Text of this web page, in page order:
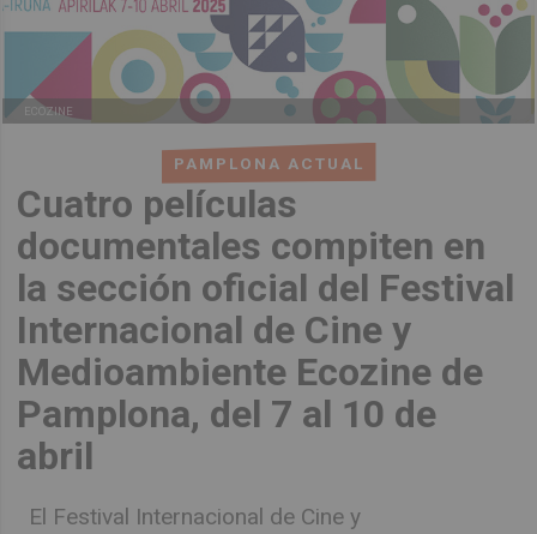
PAMPLONA ACTUAL
Cuatro películas
documentales compiten en
la sección oficial del Festival
Internacional de Cine y
Medioambiente Ecozine de
Pamplona, del 7 al 10 de
abril
El Festival Internacional de Cine y
ECOZINE